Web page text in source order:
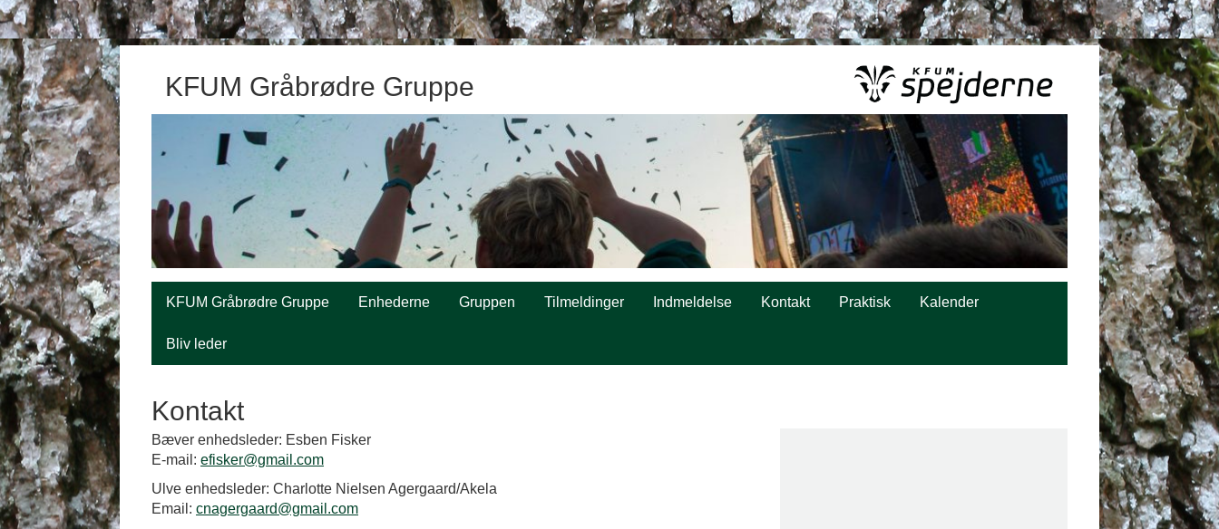
KFUM Gråbrødre Gruppe
KFUM Gråbrødre Gruppe Enhederne Gruppen Tilmeldinger Indmeldelse Kontakt Praktisk Kalender
Bliv leder
Kontakt
Bæver enhedsleder: Esben Fisker
E-mail: efisker@gmail.com
Ulve enhedsleder: Charlotte Nielsen Agergaard/Akela
Email: cnagergaard@gmail.com